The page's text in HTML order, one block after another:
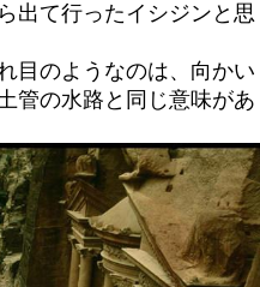
出て行ったイシジンと思
目のようなのは、向かい
管の水路と同じ意味があ